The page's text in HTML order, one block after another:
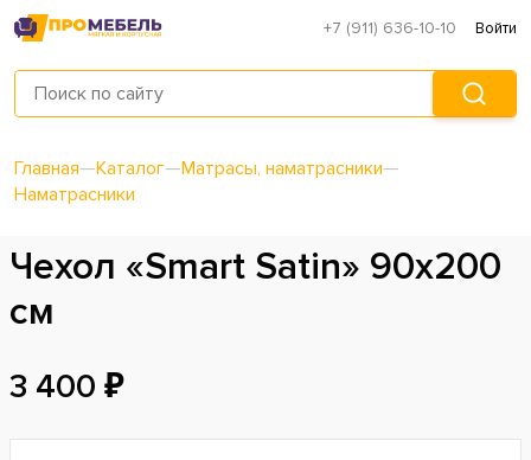
+7 (911) 636-10-10 Войти
Главная—Каталог—Матрасы, наматрасники—
Наматрасники
Чехол «Smart Satin» 90х200
см
3 400 ₽